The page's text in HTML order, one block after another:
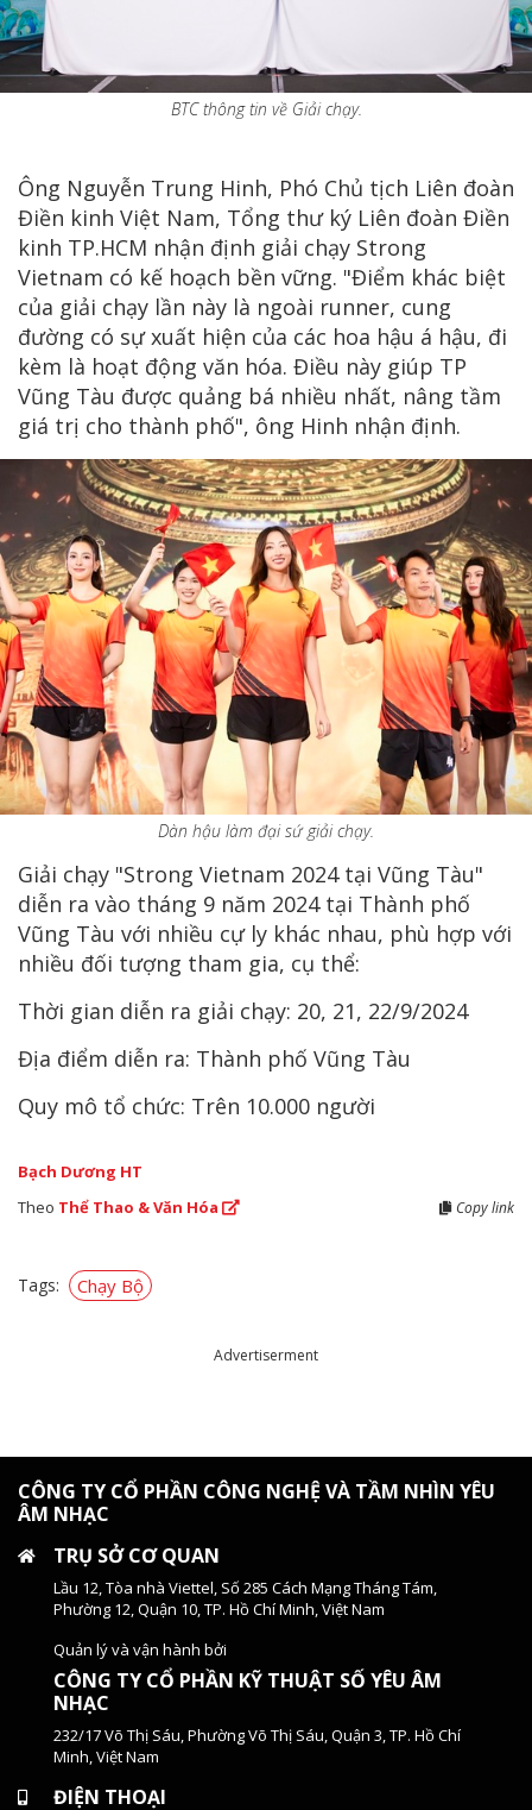
BTC thông tin về Giải chạy.
Ông Nguyễn Trung Hinh, Phó Chủ tịch Liên đoàn
Điền kinh Việt Nam, Tổng thư ký Liên đoàn Điền
kinh TP.HCM nhận định giải chạy Strong
Vietnam có kế hoạch bền vững. "Điểm khác biệt
của giải chạy lần này là ngoài runner, cung
đường có sự xuất hiện của các hoa hậu á hậu, đi
kèm là hoạt động văn hóa. Điều này giúp TP
Vũng Tàu được quảng bá nhiều nhất, nâng tầm
giá trị cho thành phố", ông Hinh nhận định.
Dàn hậu làm đại sứ giải chạy.
Giải chạy "Strong Vietnam 2024 tại Vũng Tàu"
diễn ra vào tháng 9 năm 2024 tại Thành phố
Vũng Tàu với nhiều cự ly khác nhau, phù hợp với
nhiều đối tượng tham gia, cụ thể:
Thời gian diễn ra giải chạy: 20, 21, 22/9/2024
Địa điểm diễn ra: Thành phố Vũng Tàu
Quy mô tổ chức: Trên 10.000 người
Bạch Dương HT
Theo Thể Thao & Văn Hóa Copy link
Tags: Chạy Bộ
Advertiserment
CÔNG TY CỔ PHẦN CÔNG NGHỆ VÀ TẦM NHÌN YÊU
ÂM NHẠC
TRỤ SỞ CƠ QUAN
Lầu 12, Tòa nhà Viettel, Số 285 Cách Mạng Tháng Tám,
Phường 12, Quận 10, TP. Hồ Chí Minh, Việt Nam
Quản lý và vận hành bởi
CÔNG TY CỔ PHẦN KỸ THUẬT SỐ YÊU ÂM
NHẠC
232/17 Võ Thị Sáu, Phường Võ Thị Sáu, Quận 3, TP. Hồ Chí
Minh, Việt Nam
ĐIỆN THOẠI